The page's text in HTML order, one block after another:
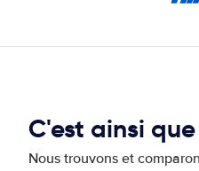
C'est ainsi
Nous trouvons et